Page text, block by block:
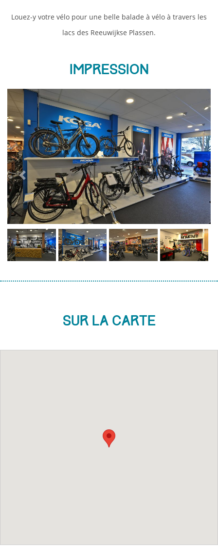
Louez-y votre vélo pour une belle balade à vélo à travers les
lacs des Reeuwijkse Plassen.
Impression
Previous Next
Sur la carte